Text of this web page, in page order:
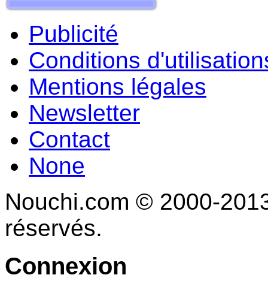
Publicité
Conditions
Mentions légales
Newsletter
Contact
None
Nouchi.com © 2000-
réservés.
Connexion